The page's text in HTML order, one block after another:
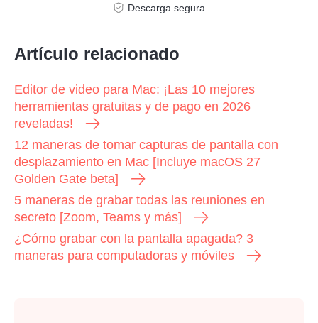
Descarga segura
Artículo relacionado
Editor de video para Mac: ¡Las 10 mejores
herramientas gratuitas y de pago en 2026
reveladas!
12 maneras de tomar capturas de pantalla con
desplazamiento en Mac [Incluye macOS 27
Golden Gate beta]
5 maneras de grabar todas las reuniones en
secreto [Zoom, Teams y más]
¿Cómo grabar con la pantalla apagada? 3
maneras para computadoras y móviles